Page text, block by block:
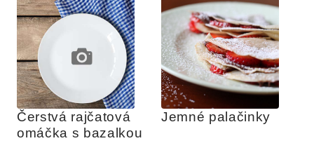
Čerstvá rajčatová
omáčka s bazalkou
Jemné palačinky